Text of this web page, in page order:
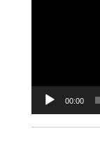
00:00